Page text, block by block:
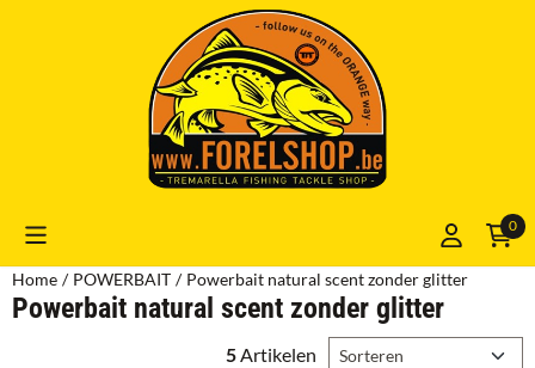
Cookievoorkeuren zijn momenteel gesloten.
0
Home / POWERBAIT / Powerbait natural scent zonder glitter
Powerbait natural scent zonder glitter
5Artikelen Sorteermethode